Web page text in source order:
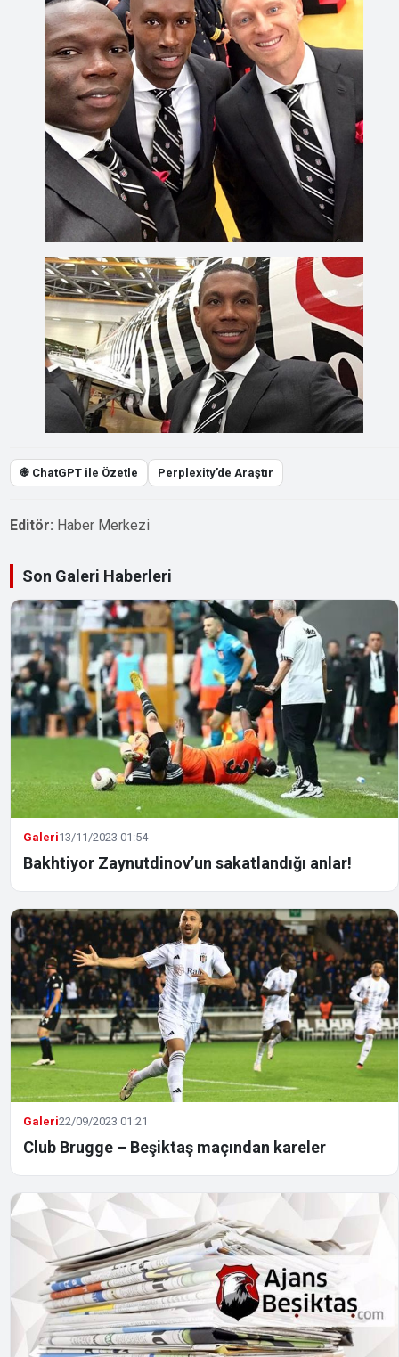
֎ ChatGPT ile Özetle Perplexity’de Araştır
Editör: Haber Merkezi
Son Galeri Haberleri
Galeri13/11/2023 01:54
Bakhtiyor Zaynutdinov’un sakatlandığı anlar!
Galeri22/09/2023 01:21
Club Brugge – Beşiktaş maçından kareler